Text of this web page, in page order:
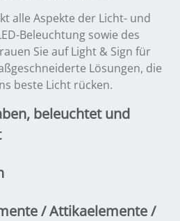
alle Aspekte der Licht- und
Beleuchtung sowie des
Sie auf Light & Sign für
Lösungen, die
beste Licht rücken.
beleuchtet und
/ Attikaelemente /